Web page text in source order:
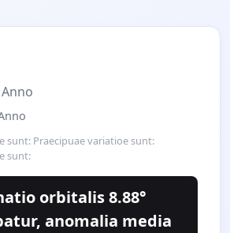
Anno
sunt: Praecipuae variatioe sunt:
sunt:
orbitalis 8.88°
anomalia media